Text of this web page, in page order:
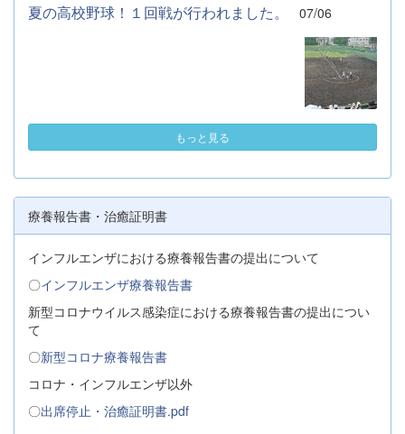
夏の高校野球！１回戦が行われました。 07/06
もっと見る
療養報告書・治癒証明書
インフルエンザにおける療養報告書の提出について
〇インフルエンザ療養報告書
新型コロナウイルス感染症における療養報告書の提出につい
て
〇新型コロナ療養報告書
コロナ・インフルエンザ以外
〇出席停止・治癒証明書.pdf